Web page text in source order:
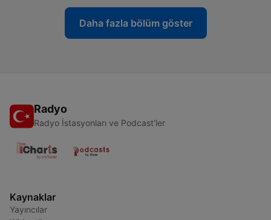
Daha fazla bölüm göster
Radyo
Radyo İstasyonları ve Podcast'ler
Kaynaklar
Yayıncılar